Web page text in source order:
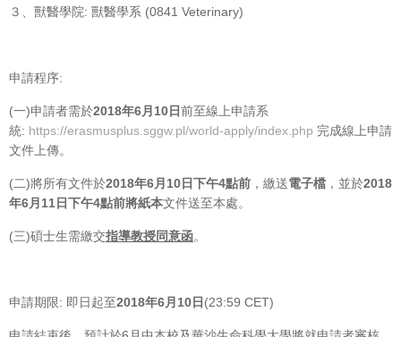
３、獸醫學院: 獸醫學系 (0841 Veterinary)
申請程序:
(一)申請者需於2018年6月10日前至線上申請系
統: https://erasmusplus.sggw.pl/world-apply/index.php 完成線上申請
文件上傳。
(二)將所有文件於2018年6月10日下午4點前 ，繳送電子檔 ，並於2018
年6月11日下午4點前將紙本文件送至本處。
(三)碩士生需繳交指導教授同意函。
申請期限: 即日起至2018年6月10日 (23:59 CET)